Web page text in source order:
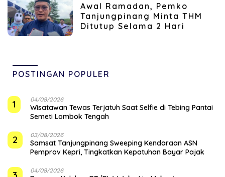
Awal Ramadan, Pemko
Tanjungpinang Minta THM
Ditutup Selama 2 Hari
POSTINGAN POPULER
1 04/08/2026
Wisatawan Tewas Terjatuh Saat Selfie di Tebing Pantai
Semeti Lombok Tengah
2 03/08/2026
Samsat Tanjungpinang Sweeping Kendaraan ASN
Pemprov Kepri, Tingkatkan Kepatuhan Bayar Pajak
04/08/2026